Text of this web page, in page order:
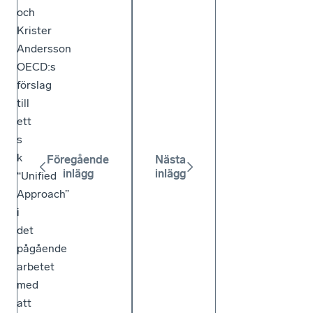
och
Krister
Andersson
OECD:s
förslag
till
ett
s
k
“Unified
Approach”
i
det
pågående
arbetet
med
att
Föregående
inlägg
Nästa
inlägg